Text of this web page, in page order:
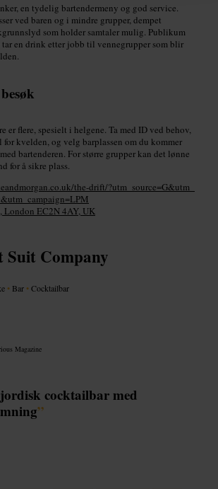
en tydelig bartendermeny og god service.
ved baren og i mindre grupper, dempet
som holder samtaler mulig. Publikum
tar en drink etter jobb til vennegrupper som blir
er flere, spesielt i helgene. Ta med ID ved behov,
for kvelden, og velg barplassen om du kommer
bartenderen. For større grupper kan det lønne
for å sikre plass.
the-drift/?utm_source=G&utm_
London EC2N 4AY, UK
Suit Company
• Bar •Cocktailbar
Magazine
cocktailbar med
”